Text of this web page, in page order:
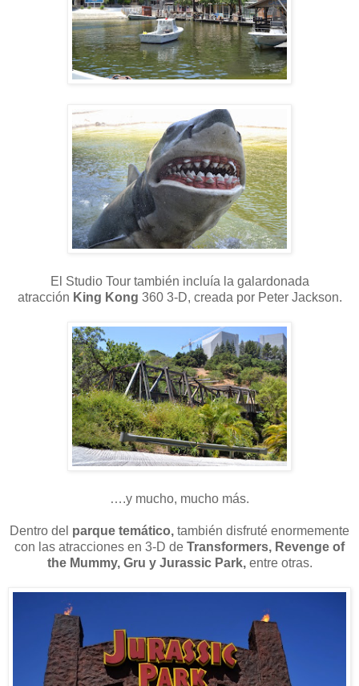
El Studio Tour también incluía la galardonada
atracción King Kong 360 3-D, creada por Peter Jackson.
….y mucho, mucho más.
Dentro del parque temático, también disfruté enormemente
con las atracciones en 3-D de Transformers, Revenge of
the Mummy, Gru y Jurassic Park, entre otras.